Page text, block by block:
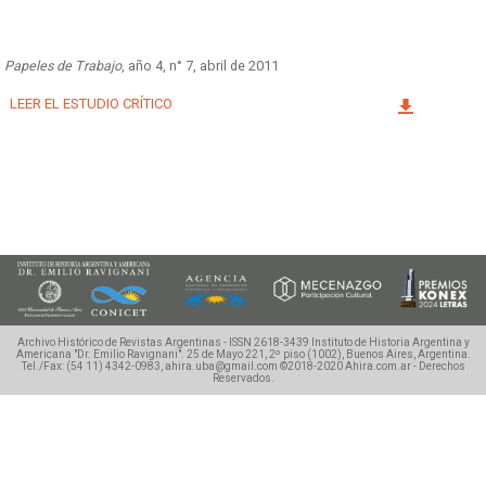
Facebook
Instagram
Twitter
Mail
Papeles de Trabajo, año 4, n° 7, abril de 2011
LEER EL ESTUDIO CRÍTICO
Archivo Histórico de Revistas Argentinas - ISSN 2618-3439
Instituto de Historia Argentina y
Americana "Dr. Emilio Ravignani". 25 de Mayo 221, 2º piso (1002), Buenos Aires, Argentina.
Tel./Fax: (54 11) 4342-0983, ahira.uba@gmail.com ©2018-2020 Ahira.com.ar - Derechos
Reservados.